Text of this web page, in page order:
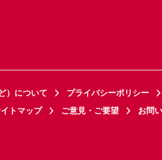
）について プライバシーポリシー
トマップ ご意見・ご要望 お問